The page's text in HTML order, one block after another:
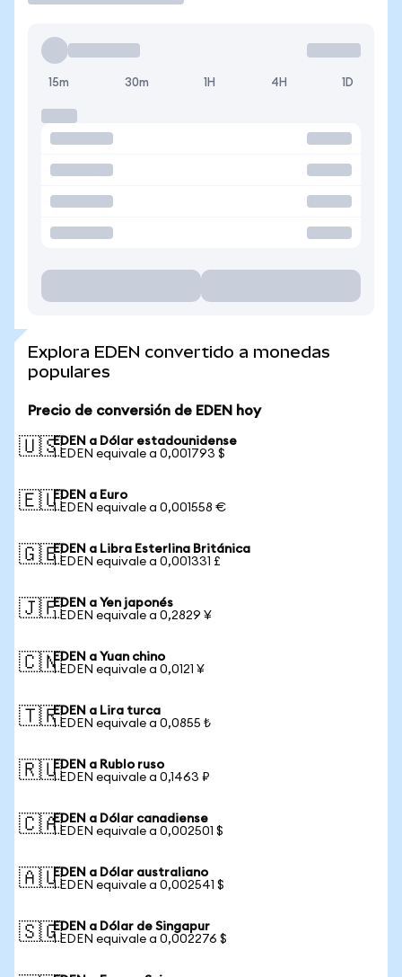
15m 30m 1H 4H 1D
Explora EDEN convertido a monedas
populares
Precio de conversión de EDEN hoy
🇺🇸EDEN a Dólar estadounidense
1 EDEN equivale a 0,001793 $
🇪🇺EDEN a Euro
1 EDEN equivale a 0,001558 €
🇬🇧EDEN a Libra Esterlina Británica
1 EDEN equivale a 0,001331 £
🇯🇵EDEN a Yen japonés
1 EDEN equivale a 0,2829 ¥
🇨🇳EDEN a Yuan chino
1 EDEN equivale a 0,0121 ¥
🇹🇷EDEN a Lira turca
1 EDEN equivale a 0,0855 ₺
🇷🇺EDEN a Rublo ruso
1 EDEN equivale a 0,1463 ₽
🇨🇦EDEN a Dólar canadiense
1 EDEN equivale a 0,002501 $
🇦🇺EDEN a Dólar australiano
1 EDEN equivale a 0,002541 $
🇸🇬EDEN a Dólar de Singapur
1 EDEN equivale a 0,002276 $